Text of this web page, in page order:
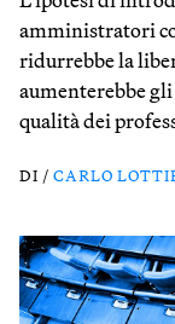
amministratori
ridurrebbe la
aumenterebbe
qualità dei
DI / CARLO